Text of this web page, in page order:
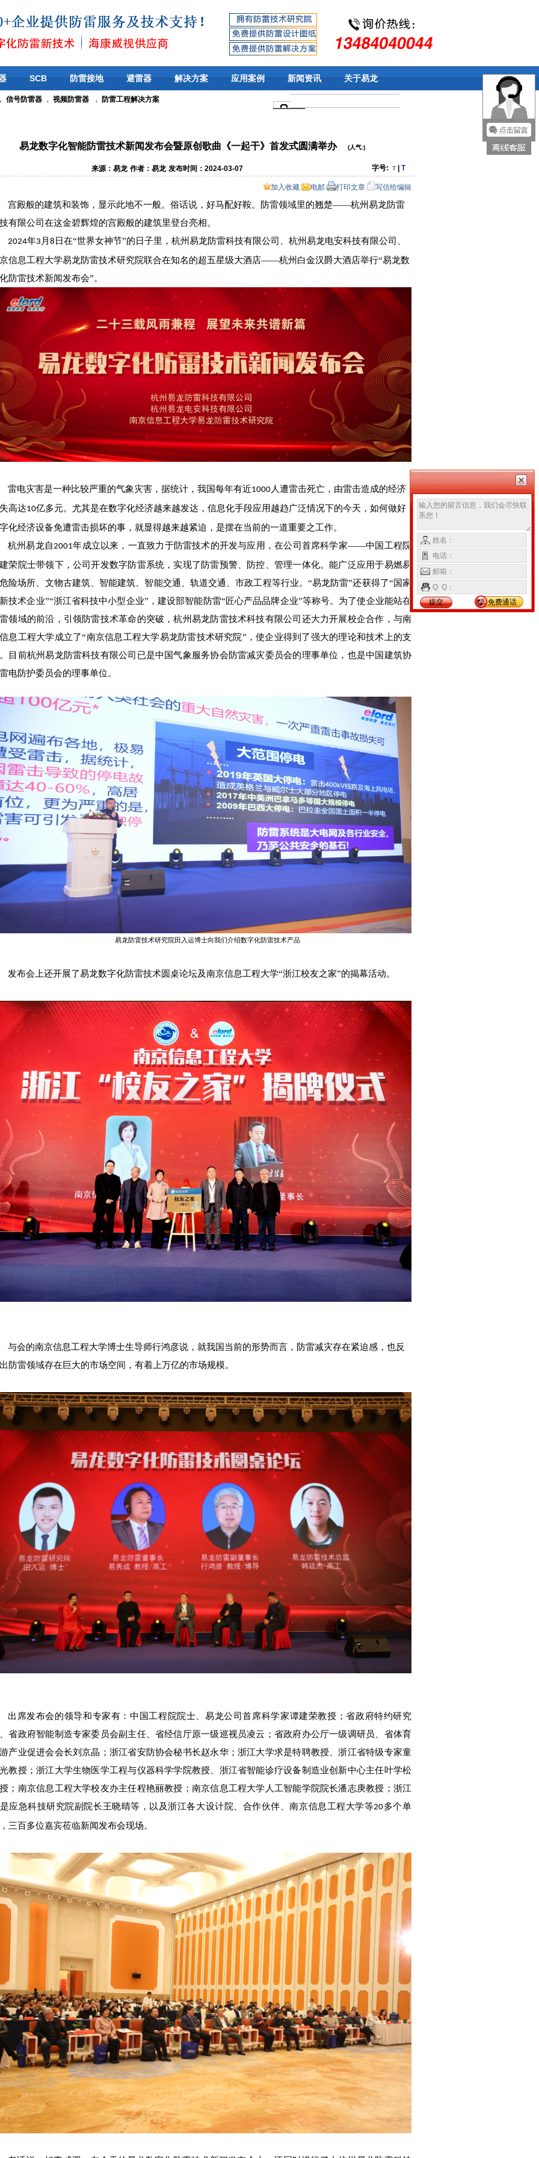
SCB 防雷接地 避雷器 解决方案 应用案例 新闻资讯 关于易龙
信号防雷器 ， 视频防雷器 ， 防雷工程解决方案
易龙数字化智能防雷技术新闻发布会暨原创歌曲《一起干》首发式圆满举办 (人气:)
来源：易龙 作者：易龙 发布时间：2024-03-07 字号: T T
加入收藏 电邮 打印文章 写信给编辑
宫殿般的建筑和装饰，显示此地不一般。俗话说，好马配好鞍。防雷领域里的翘楚——杭州易龙防雷
有限公司在这金碧辉煌的宫殿般的建筑里登台亮相。
2024年3 月 8 日在“世界女神节”的日子里，杭州易龙防雷科技有限公司、杭州易龙电安科技有限公司、
信息工程大学易龙防雷技术研究院联合在知名的超五星级大酒店——杭州白金汉爵大酒店举行“易龙数
防雷技术新闻发布会”。
雷电灾害是一种比较严重的气象灾害，据统计，我国每年有近1000 人遭雷击死亡，由雷击造成的经济
高达10亿多元。尤其是在数字化经济越来越发达，信息化手段应用越趋广泛情况下的今天，如何做好
化经济设备免遭雷击损坏的事，就显得越来越紧迫，是摆在当前的一道重要之工作。
杭州易龙自2001年成立以来，一直致力于防雷技术的开发与应用，在公司首席科学家——中国工程院
荣院士带领下，公司开发数字防雷系统，实现了防雷预警、防控、管理一体化。能广泛应用于易燃易
险场所、文物古建筑、智能建筑、智能交通、轨道交通、市政工程等行业。“易龙防雷”还获得了“国家
技术企业”“浙江省科技中小型企业”，建设部智能防雷“匠心产品品牌企业”等称号。为了使企业能站在
领域的前沿，引领防雷技术革命的突破，杭州易龙防雷技术科技有限公司还大力开展校企合作，与南
息工程大学成立了“南京信息工程大学易龙防雷技术研究院”，使企业得到了强大的理论和技术上的支
目前杭州易龙防雷科技有限公司已是中国气象服务协会防雷减灾委员会的理事单位，也是中国建筑协
电防护委员会的理事单位。
易龙防雷技术研究院田 入运博士向我们介绍数字化防雷技术产品
发布会上还开展了易龙数字化防雷技术圆桌论坛及南京信息工程大学“浙江校友之家”的揭幕活动。
与会的南京信息工程大学博士生导师行鸿彦说，就我国当前的形势而言，防雷减灾存在紧迫感，也反
防雷领域存在巨大的市场空间，有着上万亿的市场规模。
出席发布会的领导和专家有：中国工程院院士、易龙公司首席科学家谭建荣教授；省政府特约研究
省政府智能制造专家委员会副主任、省经信厅原一级巡视员凌云；省政府办公厅一级调研员、省体育
产业促进会会长刘京晶；浙江省安防协会秘书长赵永华；浙江大学求是特聘教授、浙江省特级专家童
教授；浙江大学生物医学工程与仪器科学学院教授、浙江省智能诊疗设备制造业创新中心主任叶学松
；南京信息工程大学校友办主任程艳丽教授；南京信息工程大学人工智能学院院长潘志庚教授；浙江
应急科技研究院副院长王晓晴等，以及浙江各大设计院、合作伙伴、南京信息工程大学等20多个单
三百多位嘉宾莅临新闻发布会现场。
姓名：
电话：
邮箱：
Q Q：
提交
免费通话